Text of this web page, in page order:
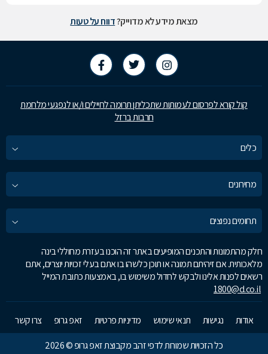
מצאת מידע לא מדוייק?דווח על טעות
קול קורא לפרסום לעמותות שתכליתן תרומה לחיילים ו/או לנפגעי מלחמת
חרבות ברזל
כלים
מחירונים
תחומים נפוצים
חלק מהתמונות והתכנים המופיעים באתר זה הוכנו בעזרת מחוללי בינה
מלאכותית. אם זיהיתם תמונה או תוכן כלשהו בו אתם בעלי זכויות יוצרים, אתם
רשאים לפנות אלינו ולבקש לחדול משימוש בו, באמצעות כתובת המייל
1800@d.co.il
אודות נגישות תנאי שימוש מדיניות פרטיות זאפ גרופ
צרו קשר
כל הזכויות שמורות לדפי זהב מקבוצת זאפ גרופ © 2026